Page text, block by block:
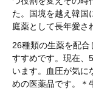
た。国境を越え韓国
庭薬として長年愛さ
26種類の生薬を配
すすめです。現在、
います。血圧が気に
めの医薬品です。＊